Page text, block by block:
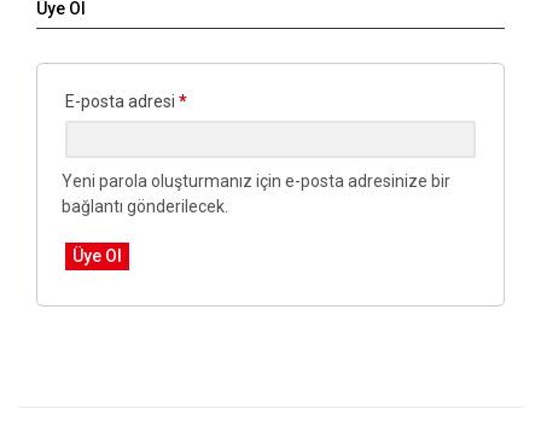
Üye Ol
E-posta adresi *Gerekli
Yeni parola oluşturmanız için e-posta adresinize bir
bağlantı gönderilecek.
Üye Ol